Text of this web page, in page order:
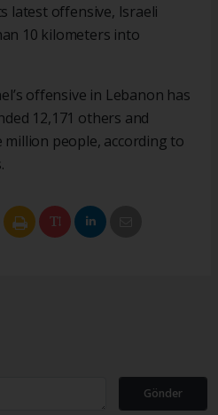
latest offensive, Israeli
10 kilometers into
offensive in Lebanon has
12,171 others and
people, according to
Gönder